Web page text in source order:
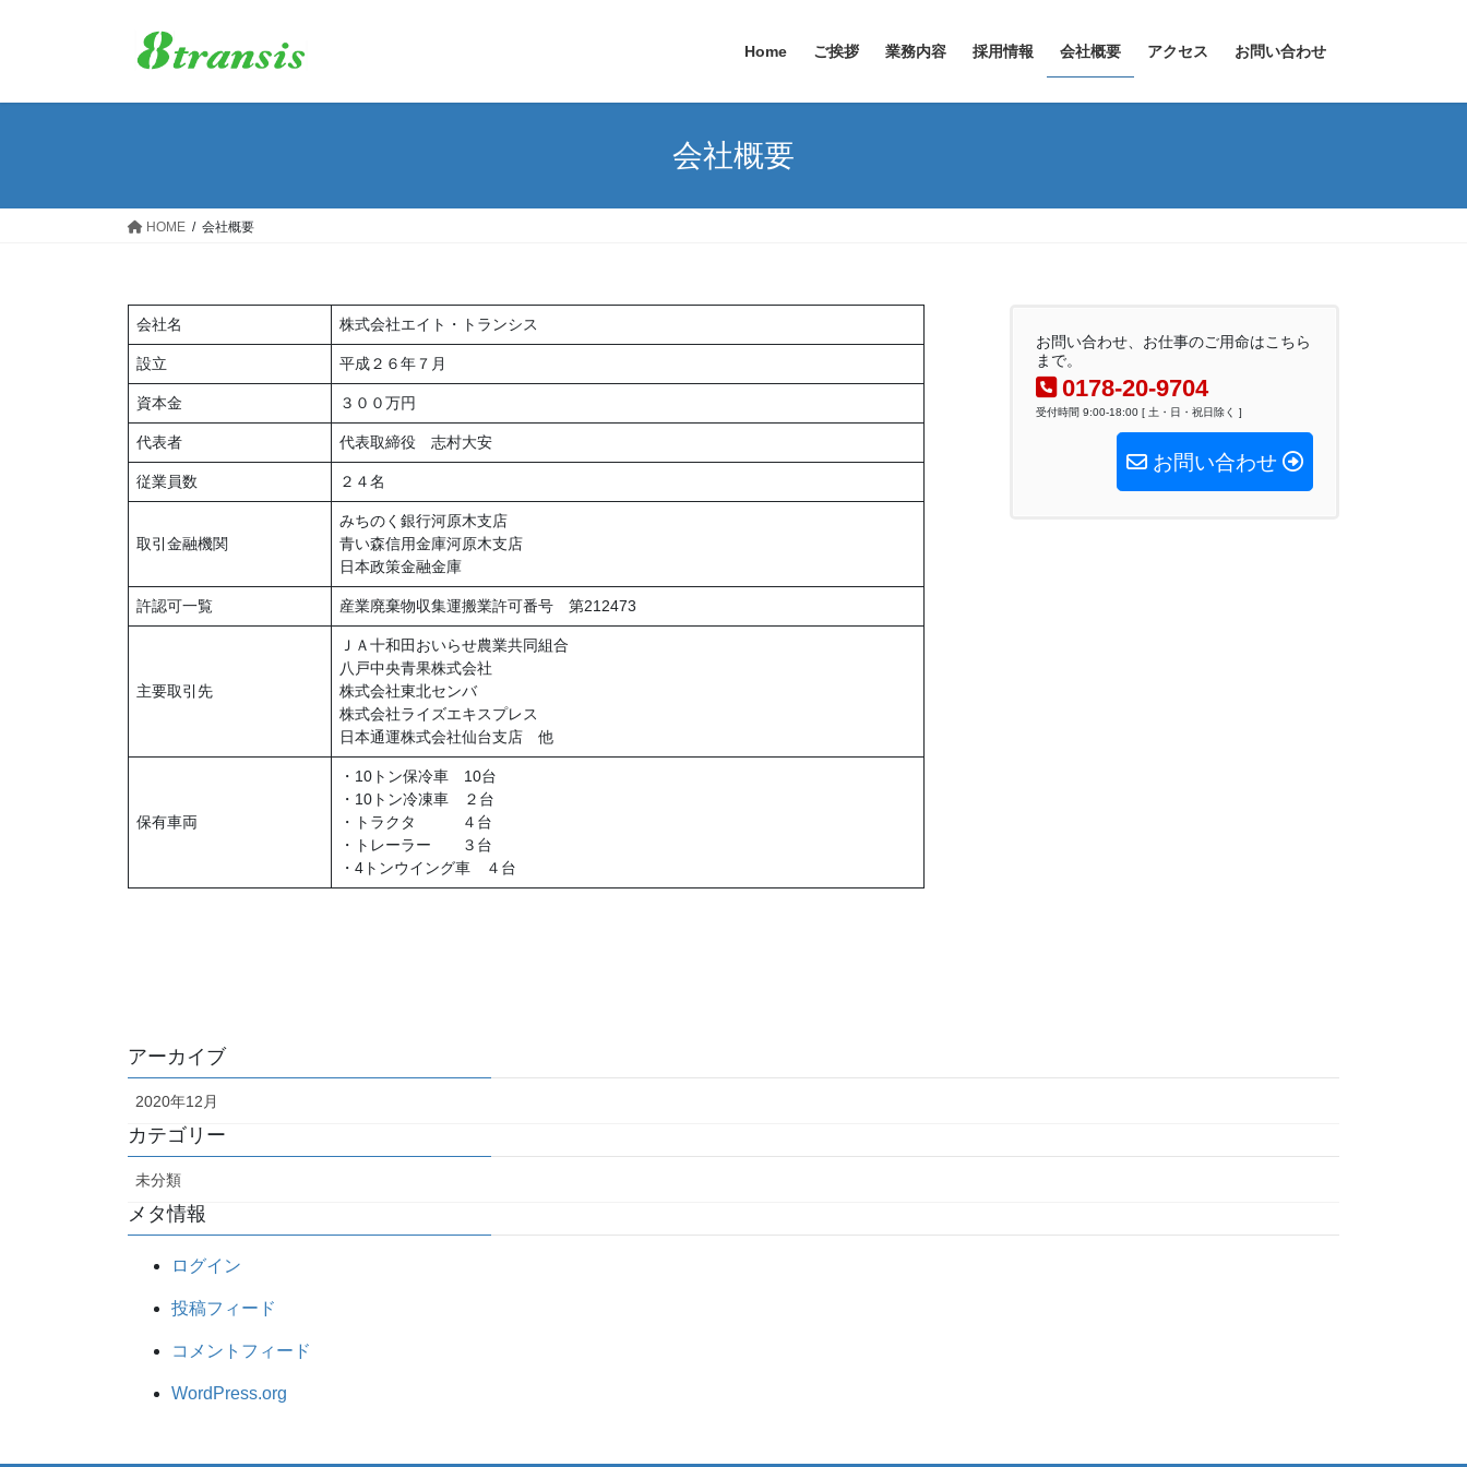
Home ご挨拶 業務内容 採用情報 会社概要 アクセス お問い合わせ
会社概要
HOME 会社概要
会社名 株式会社エイト・トランシス
設立 平成２６年７月
資本金 ３００万円
代表者 代表取締役 志村大安
従業員数 ２４名
取引金融機関
みちのく銀行河原木支店
青い森信用金庫河原木支店
日本政策金融金庫
許認可一覧 産業廃棄物収集運搬業許可番号 第212473
主要取引先
ＪＡ十和田おいらせ農業共同組合
八戸中央青果株式会社
株式会社東北センバ
株式会社ライズエキスプレス
日本通運株式会社仙台支店 他
保有車両
・10トン保冷車 10台
・10トン冷凍車 ２台
・トラクタ ４台
・トレーラー ３台
・4トンウイング車 ４台
お問い合わせ、お仕事のご用命はこちら
まで。
0178-20-9704
受付時間 9:00-18:00 [ 土・日・祝日除く ]
お問い合わせ
アーカイブ
2020年12月
カテゴリー
未分類
メタ情報
ログイン
投稿フィード
コメントフィード
WordPress.org